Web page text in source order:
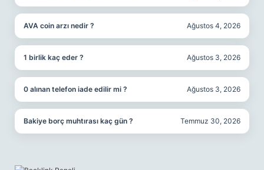
AVA coin arzı nedir ? Ağustos 4, 2026
1 birlik kaç eder ? Ağustos 3, 2026
0 alınan telefon iade edilir mi ? Ağustos 3, 2026
Bakiye borç muhtırası kaç gün ? Temmuz 30, 2026